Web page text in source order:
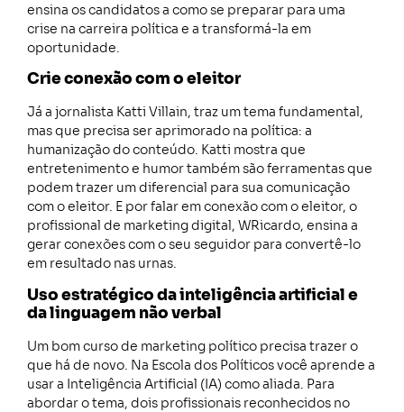
ensina os candidatos a como se preparar para uma
crise na carreira política e a transformá-la em
oportunidade.
Crie conexão com o eleitor
Já a jornalista Katti Villain, traz um tema fundamental,
mas que precisa ser aprimorado na política: a
humanização do conteúdo. Katti mostra que
entretenimento e humor também são ferramentas que
podem trazer um diferencial para sua comunicação
com o eleitor. E por falar em conexão com o eleitor, o
profissional de marketing digital, WRicardo, ensina a
gerar conexões com o seu seguidor para convertê-lo
em resultado nas urnas.
Uso estratégico da inteligência artificial e
da linguagem não verbal
Um bom curso de marketing político precisa trazer o
que há de novo. Na Escola dos Políticos você aprende a
usar a Inteligência Artificial (IA) como aliada. Para
abordar o tema, dois profissionais reconhecidos no